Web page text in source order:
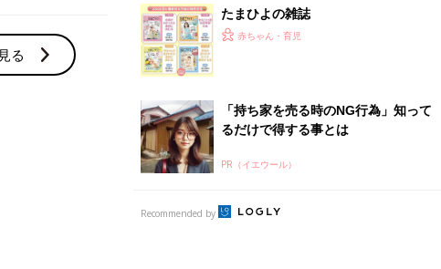
る
たまひよの雑誌
赤ちゃん・育児
「持ち家を売る時のNG行為」知って
るだけで得する事とは
PR（イエウール）
Recommended by